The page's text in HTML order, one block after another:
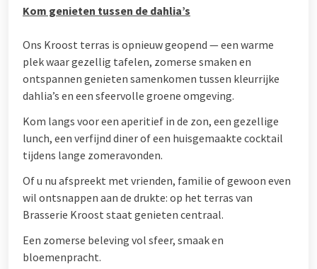
Kom genieten tussen de dahlia’s
Ons Kroost terras is opnieuw geopend — een warme
plek waar gezellig tafelen, zomerse smaken en
ontspannen genieten samenkomen tussen kleurrijke
dahlia’s en een sfeervolle groene omgeving.
Kom langs voor een aperitief in de zon, een gezellige
lunch, een verfijnd diner of een huisgemaakte cocktail
tijdens lange zomeravonden.
Of u nu afspreekt met vrienden, familie of gewoon even
wil ontsnappen aan de drukte: op het terras van
Brasserie Kroost staat genieten centraal.
Een zomerse beleving vol sfeer, smaak en
bloemenpracht.